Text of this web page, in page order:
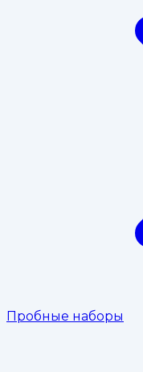
Пробные наборы